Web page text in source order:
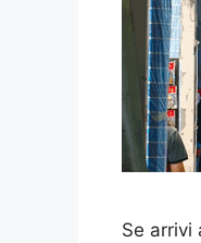
Se arrivi